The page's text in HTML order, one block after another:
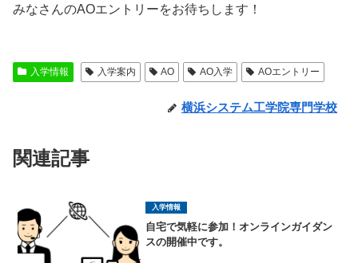
みなさんのAOエントリーをお待ちします！
入学情報 入学案内 AO AO入学 AOエントリー
横浜システム工学院専門学校
関連記事
入学情報
自宅で気軽に参加！オンラインガイダン
スの開催中です。